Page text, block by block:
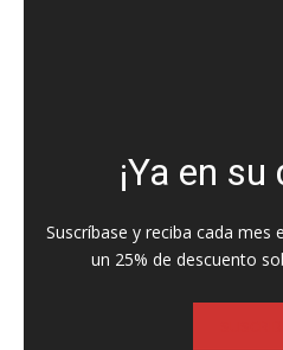
¡Ya en
Suscríbase y reciba cada mes
un 25% de descuento